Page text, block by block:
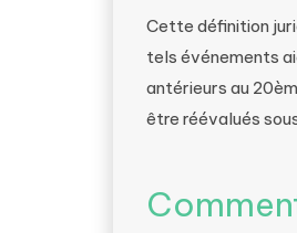
Cette définition
tels événements
antérieurs au
être réévalués